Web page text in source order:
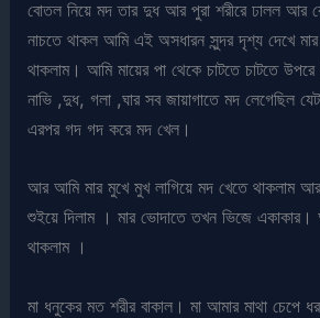
বোতল নিয়ে মদ তার দুধ আর পুরা শরীরে ঢালল আর
নাচতে থাকল আমি এই অসধারন সুন্দর দৃশ্য দেখে
থাকলাম। আমি মায়ের পা থেকে চাটতে চাটতে
নাভি ,দুধ, গলা ,ঘার সব জায়াগাতে মদ লেগেছিল
এরপর গদ গদ করে মদ খেল।
আর আমি মার মুখে মুখ লাগিয়ে মদ খেতে থাকলাম আর
শুইয়ে দিলাম । মার ভোদাতে তখন ভিজে
থাকলাম ।
মা ধনুকের মত শরীর বাকাল। মা আমার মাথা চেপে